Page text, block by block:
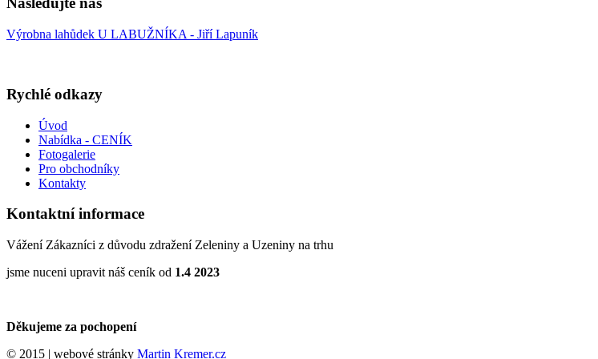
Výrobna lahůdek U LABUŽNÍKA - Jiří Lapuník
Rychlé odkazy
Úvod
Nabídka - CENÍK
Fotogalerie
Pro obchodníky
Kontakty
Kontaktní informace
Vážení Zákazníci z důvodu zdražení Zeleniny a Uzeniny na trhu
jsme nuceni upravit náš ceník od 1.4 2023
Děkujeme za pochopení
© 2015 | webové stránky Martin Kremer.cz